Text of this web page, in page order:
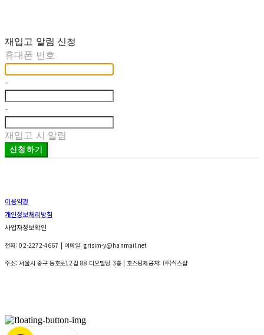
재입고 알림 신청
휴대폰 번호
-
-
재입고 시 알림
신청하기
이용약관
개인정보처리방침
사업자정보확인
전화: 02-2272-4667 | 이메일: grisim-y@hanmail.net
주소: 서울시 중구 동호로12길 88 디오빌딩 3층| 호스팅제공자: (주)식스샵